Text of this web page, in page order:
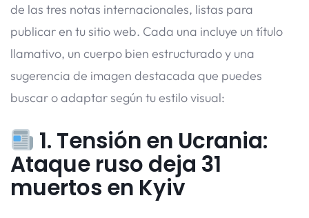
de las tres notas internacionales, listas para
publicar en tu sitio web. Cada una incluye un título
llamativo, un cuerpo bien estructurado y una
sugerencia de imagen destacada que puedes
buscar o adaptar según tu estilo visual:
1. Tensión en Ucrania:
Ataque ruso deja 31
muertos en Kyiv